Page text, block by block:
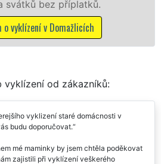
vyklízení od zákazníků:
vyklizení staré domácnosti v
budu doporučovat.
mé maminky by jsem chtěla poděkovat
zajistili při vyklízení veškerého